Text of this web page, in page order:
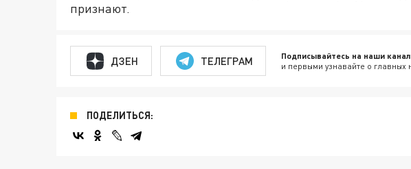
признают.
ДЗЕН ТЕЛЕГРАМ Подписывайтесь на наши
и первыми узнавайте о главных
ПОДЕЛИТЬСЯ: